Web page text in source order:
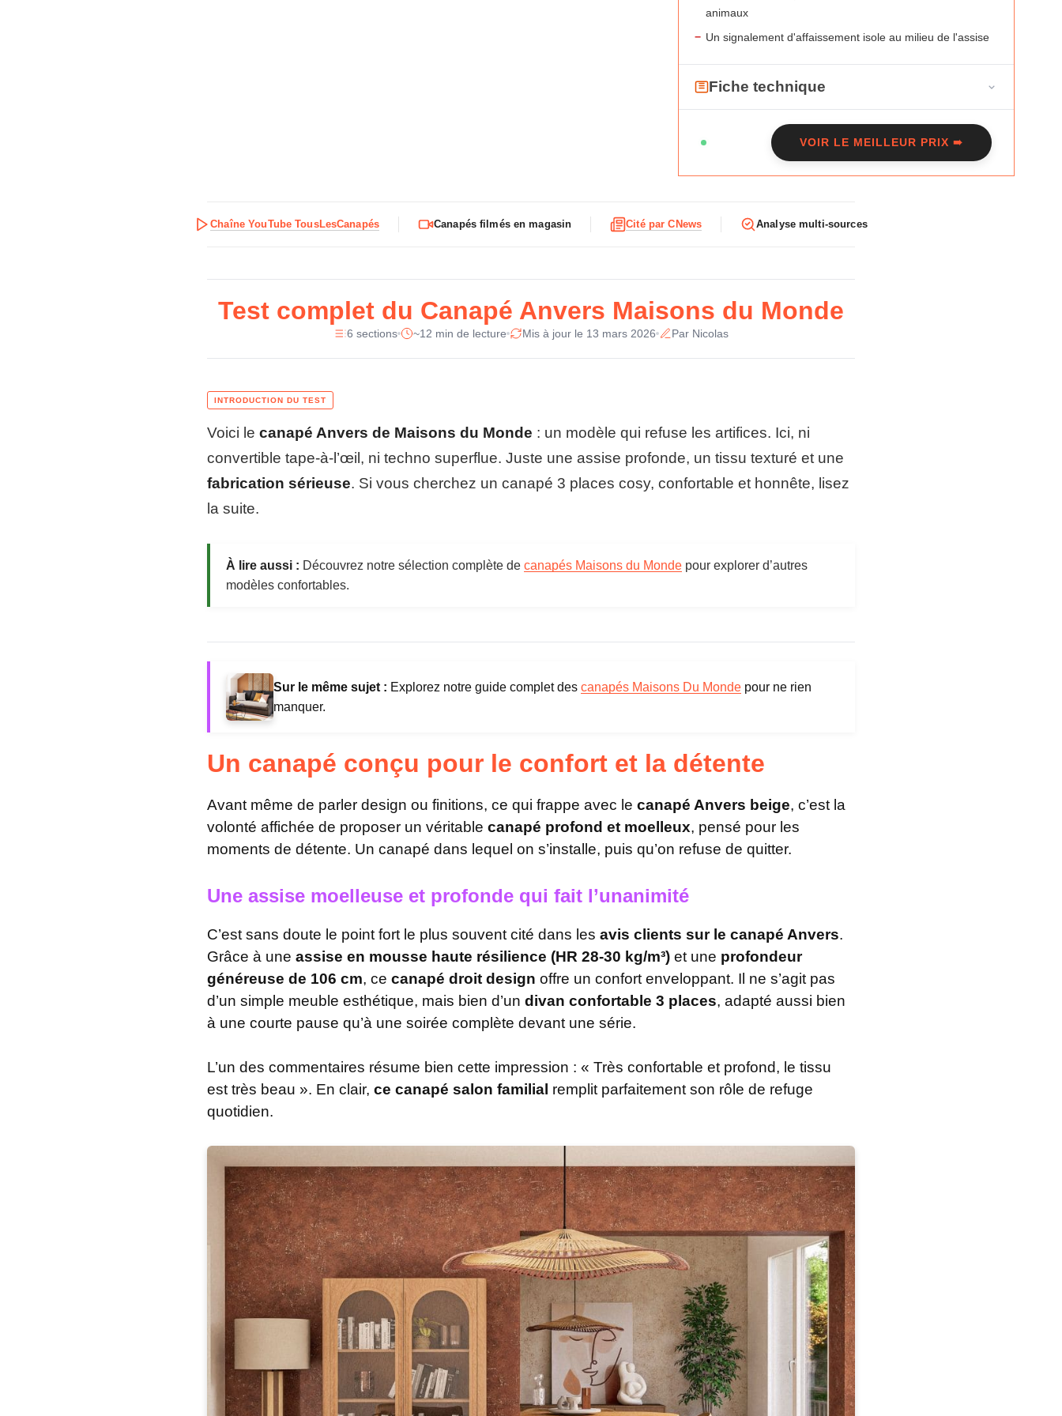
animaux
− Un signalement d'affaissement isole au milieu de l'assise
Fiche technique
e
c
q
e
u
C
é
n
e
i
d
o
Maisons du Monde
Poids 70 kg
Revetement
Structure
Pin, epicea, hetre, panneaux de
particules, bois certifie FSC
Pieds Bois noir
VOIR LE MEILLEUR PRIX ➠
Chaîne YouTube TousLesCanapés Canapés filmés en magasin Cité par CNews Analyse multi-sources
Test complet du Canapé Anvers Maisons du Monde
6 sections ~12 min de lecture Mis à jour le 13 mars 2026 Par Nicolas
Voici le canapé Anvers de Maisons du Monde : un modèle qui refuse les artifices. Ici, ni
convertible tape-à-l’œil, ni techno superflue. Juste une assise profonde, un tissu texturé et une
fabrication sérieuse. Si vous cherchez un canapé 3 places cosy, confortable et honnête, lisez
la suite.
À lire aussi : Découvrez notre sélection complète de canapés Maisons du Monde pour explorer d’autres
modèles confortables.
Sur le même sujet : Explorez notre guide complet des canapés Maisons Du Monde pour ne rien
manquer.
Un canapé conçu pour le confort et la détente
Avant même de parler design ou finitions, ce qui frappe avec le canapé Anvers beige, c’est la
volonté affichée de proposer un véritable canapé profond et moelleux, pensé pour les
moments de détente. Un canapé dans lequel on s’installe, puis qu’on refuse de quitter.
Une assise moelleuse et profonde qui fait l’unanimité
C’est sans doute le point fort le plus souvent cité dans les avis clients sur le canapé Anvers.
Grâce à une assise en mousse haute résilience (HR 28-30 kg/m³) et une profondeur
généreuse de 106 cm, ce canapé droit design offre un confort enveloppant. Il ne s’agit pas
d’un simple meuble esthétique, mais bien d’un divan confortable 3 places, adapté aussi bien
à une courte pause qu’à une soirée complète devant une série.
L’un des commentaires résume bien cette impression : « Très confortable et profond, le tissu
est très beau ». En clair, ce canapé salon familial remplit parfaitement son rôle de refuge
quotidien.